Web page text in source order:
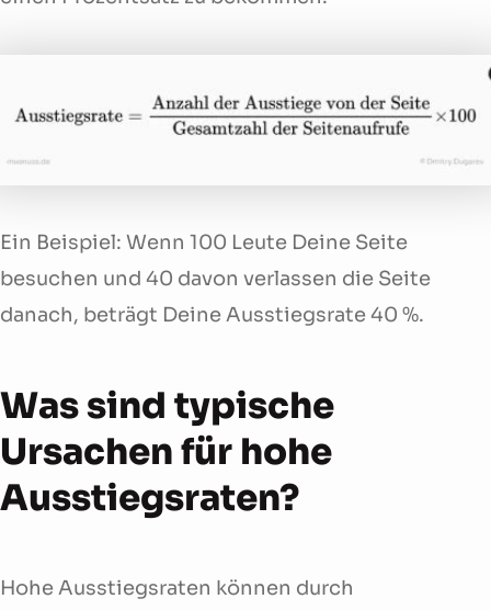
Ein Beispiel: Wenn 100 Leute Deine Seite
besuchen und 40 davon verlassen die Seite
danach, beträgt Deine Ausstiegsrate 40 %.
Was sind typische
Ursachen für hohe
Ausstiegsraten?
Hohe Ausstiegsraten können durch